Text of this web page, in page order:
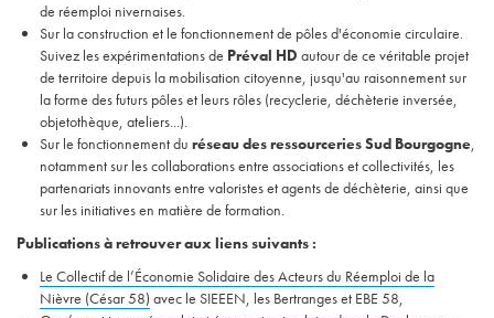
de réemploi nivernaises.
Sur la construction et le fonctionnement de pôles d'économie circulaire.
Suivez les expérimentations de Préval HD autour de ce véritable projet
de territoire depuis la mobilisation citoyenne, jusqu'au raisonnement sur
la forme des futurs pôles et leurs rôles (recyclerie, déchèterie inversée,
objetothèque, ateliers...).
Sur le fonctionnement du réseau des ressourceries Sud Bourgogne,
notamment sur les collaborations entre associations et collectivités, les
partenariats innovants entre valoristes et agents de déchèterie, ainsi que
sur les initiatives en matière de formation.
Publications à retrouver aux liens suivants :
Le Collectif de l’Économie Solidaire des Acteurs du Réemploi de la
Nièvre (César 58) avec le SIEEEN, les Bertranges et EBE 58,